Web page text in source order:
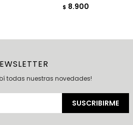
$ 8.900
todas nuestras novedades!
SUSCRIBIRME